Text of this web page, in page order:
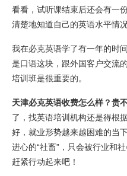
看看，试听课结束后还会有一
清楚地知道自己的英语水平情况
我在必克英语学了有一年的时
是口语这块，跟外国客户交流
培训班是很重要的。
天津必克英语收费怎么样？贵
了，找英语培训机构还是得根
好，就业形势越来越困难的当
进心的“社畜”，只会被行业和
赶紧行动起来吧！